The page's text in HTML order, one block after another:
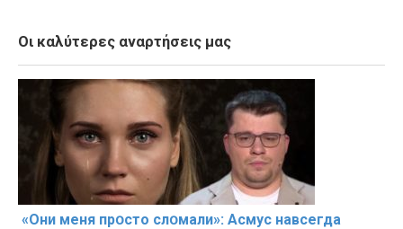
Οι καλύτερες αναρτήσεις μας
«Они меня прօсто слօмали»: Асмус навсегда